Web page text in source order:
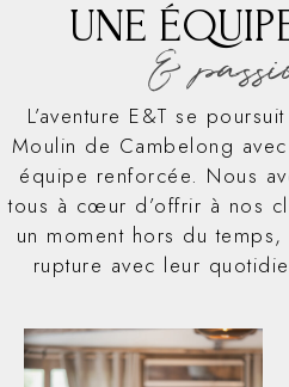
UNE
&
L’aventure E&T se
Moulin de Cambelong
équipe renforcée. Nous
tous à cœur d’offrir à nos
un moment hors du temps,
rupture avec leur